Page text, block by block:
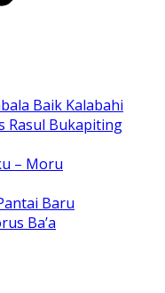
Baik Kalabahi
Rasul Bukapiting
– Moru
Baru
Ba’a